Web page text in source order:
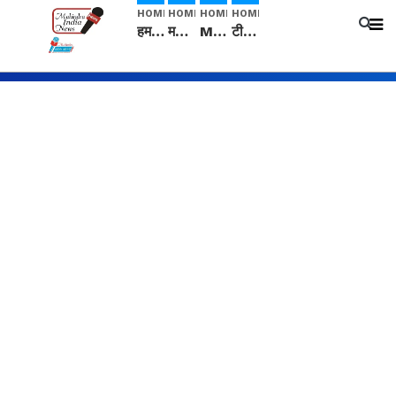
HOME
हम सनातनी..." सांसद kangana Ranaut से क्या बोली लड़की? Viral Jantar-Mantar | CJP protest
HOME
मनीषा हत्याकांड: हत्या, आत्महत्या या कोई बड़ा राज? | Full Story | Josh Haryana
HOME
Mangalsutra: हिंदू धर्म में शादी के बाद मंगलसूत्र क्यों पहनती है महिलाएं, किसने शुरु की ये परंपरा
HOME
टीम बीकेई ने एग्रीकल्चर ग्रेड की यूरिया खाद गट्टों में बदलकर टेक्निकल ग्रेड में बेचने वालों पर करवाई कार्रवाई: लखविंदर सिंह औलख